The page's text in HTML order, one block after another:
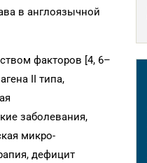
в англоязычной
факторов [4, 6–
II типа,
заболевания,
микро­
дефицит